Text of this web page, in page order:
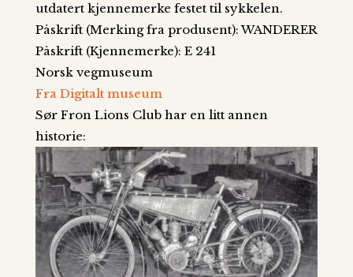
utdatert kjennemerke festet til sykkelen.
Påskrift (Merking fra produsent): WANDERER
Påskrift (Kjennemerke): E 241
Norsk vegmuseum
Fra Digitalt museum
Sør Fron Lions Club har en litt annen
historie: